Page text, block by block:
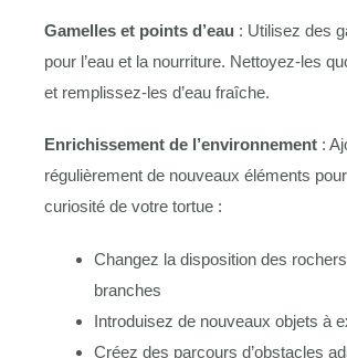
Gamelles et points d’eau : Utilisez des
pour l’eau et la nourriture. Nettoyez-les
et remplissez-les d’eau fraîche.
Enrichissement de l’environnement :
régulièrement de nouveaux éléments
curiosité de votre tortue :
Changez la disposition des
branches
Introduisez de nouveaux objets à
Créez des parcours d’obstacles